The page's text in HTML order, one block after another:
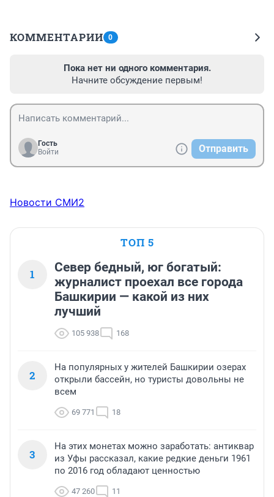
КОММЕНТАРИИ 0
Пока нет ни одного комментария.
Начните обсуждение первым!
Гость
Войти
Отправить
Новости СМИ2
ТОП 5
1
Север бедный, юг богатый:
журналист проехал все города
Башкирии — какой из них
лучший
105 938 168
2
На популярных у жителей Башкирии озерах
открыли бассейн, но туристы довольны не
всем
69 771 18
3
На этих монетах можно заработать: антиквар
из Уфы рассказал, какие редкие деньги 1961
по 2016 год обладают ценностью
47 260 11